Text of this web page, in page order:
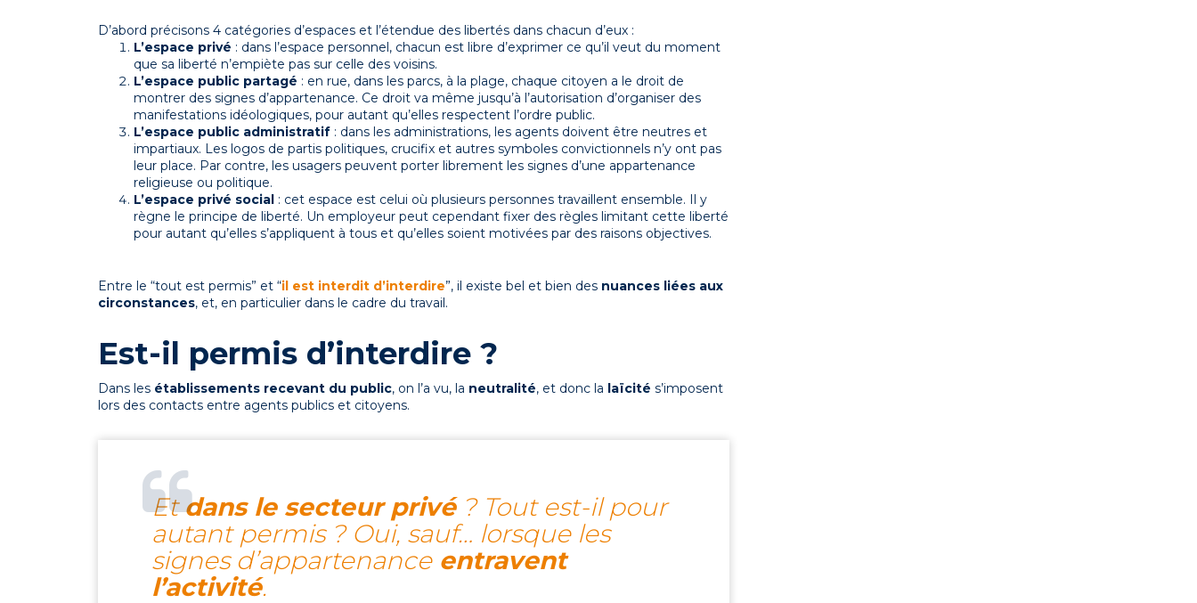
D’abord précisons 4 catégories d’espaces et l’étendue des libertés dans chacun d’eux :
L’espace privé : dans l’espace personnel, chacun est libre d’exprimer ce qu’il veut du moment
que sa liberté n’empiète pas sur celle des voisins.
L’espace public partagé : en rue, dans les parcs, à la plage, chaque citoyen a le droit de
montrer des signes d’appartenance. Ce droit va même jusqu’à l’autorisation d’organiser des
manifestations idéologiques, pour autant qu’elles respectent l’ordre public.
L’espace public administratif : dans les administrations, les agents doivent être neutres et
impartiaux. Les logos de partis politiques, crucifix et autres symboles convictionnels n’y ont pas
leur place. Par contre, les usagers peuvent porter librement les signes d’une appartenance
religieuse ou politique.
L’espace privé social : cet espace est celui où plusieurs personnes travaillent ensemble. Il y
règne le principe de liberté. Un employeur peut cependant fixer des règles limitant cette liberté
pour autant qu’elles s’appliquent à tous et qu’elles soient motivées par des raisons objectives.
Entre le “tout est permis” et “il est interdit d’interdire”, il existe bel et bien des nuances liées aux
circonstances, et, en particulier dans le cadre du travail.
Est-il permis d’interdire ?
Dans les établissements recevant du public, on l’a vu, la neutralité, et donc la laïcité s’imposent
lors des contacts entre agents publics et citoyens.
Etdans le secteur privé? Tout est-il pour
autant permis ? Oui, sauf… lorsque les
signes d’appartenanceentravent
l’activité.